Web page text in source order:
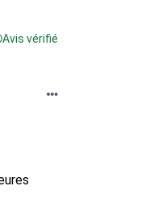
Avis vérifié